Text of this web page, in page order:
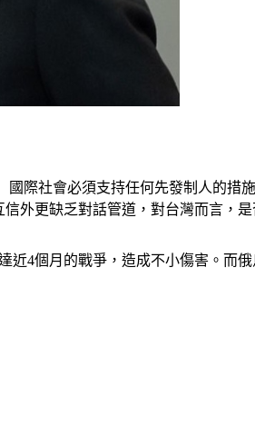
際社會必須支持任何先發制人的措
外更缺乏對話管道，對台灣而言，
4個月的戰爭，造成不小傷害。而